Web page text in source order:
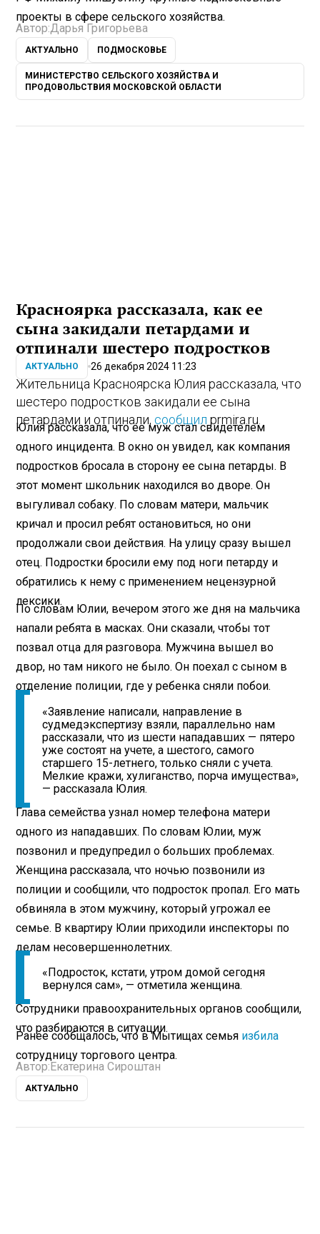
проекты в сфере сельского хозяйства.
Автор:Дарья Григорьева
АКТУАЛЬНО ПОДМОСКОВЬЕ
МИНИСТЕРСТВО СЕЛЬСКОГО ХОЗЯЙСТВА И
ПРОДОВОЛЬСТВИЯ МОСКОВСКОЙ ОБЛАСТИ
Красноярка рассказала, как ее
сына закидали петардами и
отпинали шестеро подростков
АКТУАЛЬНО 26 декабря 2024 11:23
Жительница Красноярска Юлия рассказала, что
шестеро подростков закидали ее сына
петардами и отпинали, сообщил prmira.ru.
Юлия рассказала, что ее муж стал свидетелем
одного инцидента. В окно он увидел, как компания
подростков бросала в сторону ее сына петарды. В
этот момент школьник находился во дворе. Он
выгуливал собаку. По словам матери, мальчик
кричал и просил ребят остановиться, но они
продолжали свои действия. На улицу сразу вышел
отец. Подростки бросили ему под ноги петарду и
обратились к нему с применением нецензурной
лексики.
По словам Юлии, вечером этого же дня на мальчика
напали ребята в масках. Они сказали, чтобы тот
позвал отца для разговора. Мужчина вышел во
двор, но там никого не было. Он поехал с сыном в
отделение полиции, где у ребенка сняли побои.
«Заявление написали, направление в
судмедэкспертизу взяли, параллельно нам
рассказали, что из шести нападавших — пятеро
уже состоят на учете, а шестого, самого
старшего 15-летнего, только сняли с учета.
Мелкие кражи, хулиганство, порча имущества»,
— рассказала Юлия.
Глава семейства узнал номер телефона матери
одного из нападавших. По словам Юлии, муж
позвонил и предупредил о больших проблемах.
Женщина рассказала, что ночью позвонили из
полиции и сообщили, что подросток пропал. Его мать
обвиняла в этом мужчину, который угрожал ее
семье. В квартиру Юлии приходили инспекторы по
делам несовершеннолетних.
«Подросток, кстати, утром домой сегодня
вернулся сам», — отметила женщина.
Сотрудники правоохранительных органов сообщили,
что разбираются в ситуации.
Ранее сообщалось, что в Мытищах семья избила
сотрудницу торгового центра.
Автор: Екатерина Сироштан
АКТУАЛЬНО